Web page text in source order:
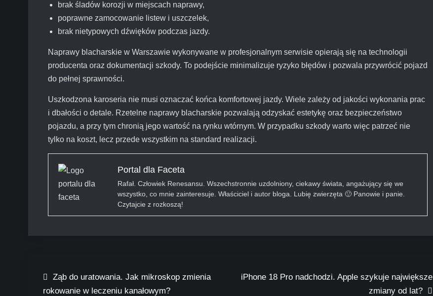
brak śladów korozji w miejscach naprawy,
poprawne zamocowanie listew i uszczelek,
brak nietypowych dźwięków podczas jazdy.
Naprawy blacharskie w Warszawie wykonywane w profesjonalnym serwisie opierają się na technologii
producenta oraz dokumentacji szkody. To podejście minimalizuje ryzyko błędów i pozwala przywrócić pojazd
do pełnej sprawności.
Uszkodzona karoseria nie musi oznaczać końca komfortowej jazdy. Wiele zależy od jakości wykonania prac
i dbałości o detale. Rzetelne naprawy blacharskie pozwalają odzyskać estetykę oraz bezpieczeństwo
pojazdu, a przy tym chronią jego wartość na rynku wtórnym. W przypadku szkody warto więc patrzeć nie
tylko na koszt, lecz przede wszystkim na standard realizacji.
Portal dla Faceta
Rafał. Człowiek Renesansu. Wszechstronnie uzdolniony, ciekawy świata, angażujący się we
wszystko, co mnie zainteresuje. Właściciel i autor bloga. Lubię zwierzęta 🙂 Panowie i panie.
Czytajcie z rozkoszą!
Nawigacja
Ząb do uratowania. Jak mikroskop zmienia
rokowanie w leczeniu kanałowym?
iPhone 18 Pro nadchodzi. Apple szykuje największe
zmiany od lat?